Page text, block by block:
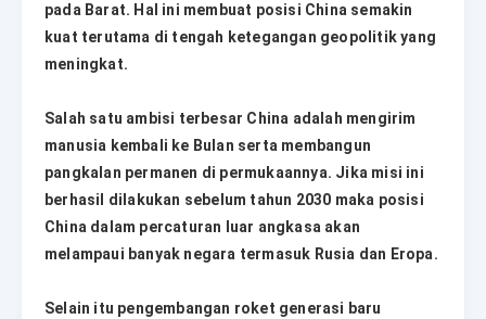
pada Barat. Hal ini membuat posisi China semakin
kuat terutama di tengah ketegangan geopolitik yang
meningkat.
Salah satu ambisi terbesar China adalah mengirim
manusia kembali ke Bulan serta membangun
pangkalan permanen di permukaannya. Jika misi ini
berhasil dilakukan sebelum tahun 2030 maka posisi
China dalam percaturan luar angkasa akan
melampaui banyak negara termasuk Rusia dan Eropa.
Selain itu pengembangan roket generasi baru